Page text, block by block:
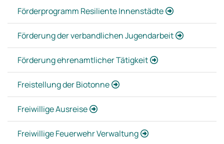
Förderprogramm Resiliente Innenstädte
Förderung der verbandlichen Jugendarbeit
Förderung ehrenamtlicher Tätigkeit
Freistellung der Biotonne
Freiwillige Ausreise
Freiwillige Feuerwehr Verwaltung